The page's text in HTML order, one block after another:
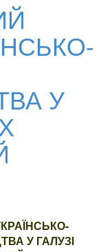
У
У ГАЛУЗІ